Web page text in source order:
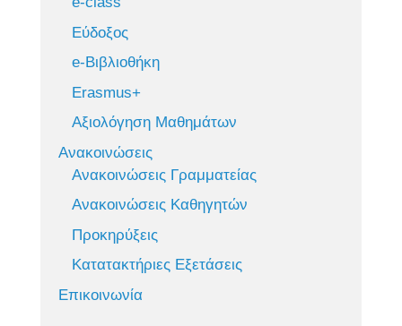
Εύδοξος
e-Βιβλιοθήκη
Erasmus+
Αξιολόγηση Μαθημάτων
Ανακοινώσεις
Ανακοινώσεις Γραμματείας
Ανακοινώσεις Καθηγητών
Προκηρύξεις
Κατατακτήριες Εξετάσεις
Επικοινωνία